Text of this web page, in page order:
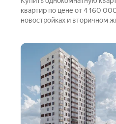
квартир по цене от 4 160
новостройках и вторичном